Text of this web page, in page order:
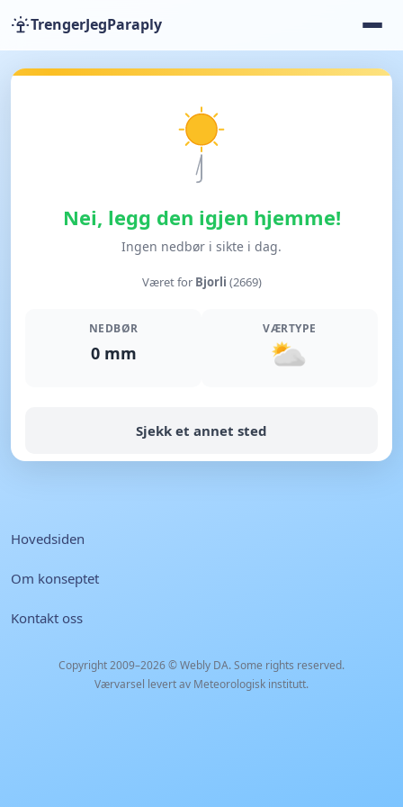
TrengerJegParaply
Nei, legg den igjen hjemme!
Ingen nedbør i sikte i dag.
Været for Bjorli (2669)
NEDBØR
0 mm
VÆRTYPE
Sjekk et annet sted
Hovedsiden
Om konseptet
Kontakt oss
Copyright 2009–2026 ©Webly DA. Some rights reserved.
Værvarsel levert av Meteorologisk institutt.